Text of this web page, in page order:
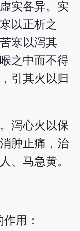
实各异。实
以正析之
寒以泻其
之中而不得
引其火以归
泻心火以保
肿止痛，治
、马急黄。
用：